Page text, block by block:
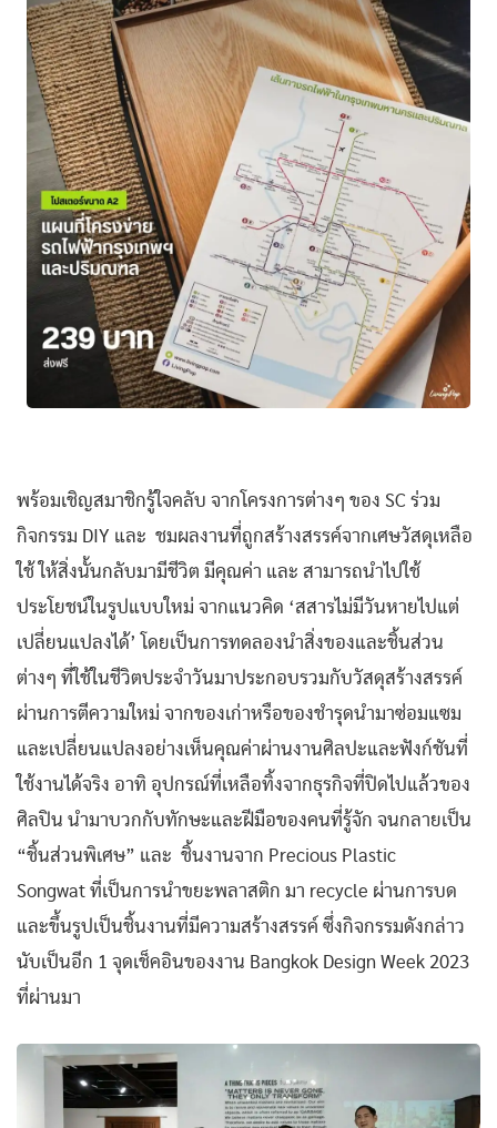
พร้อมเชิญสมาชิกรู้ใจคลับ จากโครงการต่างๆ ของ SC ร่วม
กิจกรรม DIY และ ชมผลงานที่ถูกสร้างสรรค์จากเศษวัสดุเหลือ
ใช้ ให้สิ่งนั้นกลับมามีชีวิต มีคุณค่า และ สามารถนำไปใช้
ประโยชน์ในรูปแบบใหม่ จากแนวคิด ‘สสารไม่มีวันหายไปแต่
เปลี่ยนแปลงได้’ โดยเป็นการทดลองนำสิ่งของและชิ้นส่วน
ต่างๆ ที่ใช้ในชีวิตประจำวันมาประกอบรวมกับวัสดุสร้างสรรค์
ผ่านการตีความใหม่ จากของเก่าหรือของชำรุดนำมาซ่อมแซม
และเปลี่ยนแปลงอย่างเห็นคุณค่าผ่านงานศิลปะและฟังก์ชันที่
ใช้งานได้จริง อาทิ อุปกรณ์ที่เหลือทิ้งจากธุรกิจที่ปิดไปแล้วของ
ศิลปิน นำมาบวกกับทักษะและฝีมือของคนที่รู้จัก จนกลายเป็น
“ชิ้นส่วนพิเศษ” และ ชิ้นงานจาก Precious Plastic
Songwat ที่เป็นการนำขยะพลาสติก มา recycle ผ่านการบด
และขึ้นรูปเป็นชิ้นงานที่มีความสร้างสรรค์ ซึ่งกิจกรรมดังกล่าว
นับเป็นอีก 1 จุดเช็คอินของงาน Bangkok Design Week 2023
ที่ผ่านมา